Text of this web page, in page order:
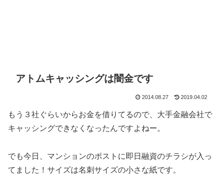
アトムキャッシングは闇金です
2014.08.27 2019.04.02
もう３社ぐらいからお金を借りてるので、大手金融会社で
キャッシングできなくなったんですよねー。
でも今日、マンションのポストに即日融資のチラシが入っ
てました！サイズは名刺サイズの小さな紙です。